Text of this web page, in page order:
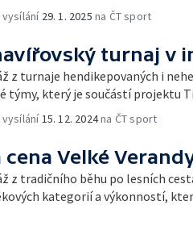
29. 1. 2025 na ČT sport
turnaj v
z turnaje hendikepovaných i
týmy, který je součástí projektu
15. 12. 2024na ČT sport
cena Velké
z tradičního běhu po lesních
kategorií a výkonností,